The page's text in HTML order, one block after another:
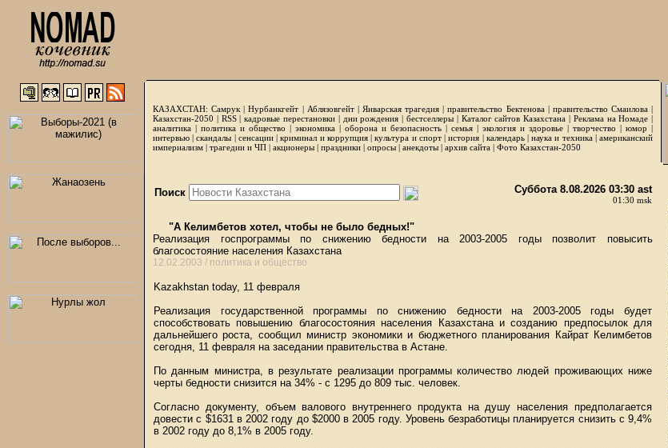
КАЗАХСТАН: Самрук |Нурбанкгейт | Аблязовгейт| Январская трагедия |правительство Бектенова| правительство Смаилова|
Казахстан-2050 | RSS|кадровые перестановки| дни рождения | бестселлеры| Каталог сайтов Казахстана | Реклама на Номаде |
аналитика | политика и общество | экономика | оборона и безопасность | семья | экология и здоровье | творчество | юмор |
интервью |скандалы | сенсации|криминал и коррупция|культура и спорт|история | календарь|наука и техника|американский
империализм | трагедии и ЧП | акционеры | праздники | опросы | анекдоты | архив сайта | Фото Казахстан-2050
Поиск Суббота 8.08.2026 03:30 ast
01:30 msk
"А Келимбетов хотел, чтобы не было бедных!"
Реализация госпрограммы по снижению бедности на 2003-2005 годы позволит повысить
благосостояние населения Казахстана
12.02.2003 / политика и общество
Kazakhstan today, 11 февраля
Реализация государственной программы по снижению бедности на 2003-2005 годы будет
способствовать повышению благосостояния населения Казахстана и созданию предпосылок для
дальнейшего роста, сообщил министр экономики и бюджетного планирования Кайрат Келимбетов
сегодня, 11 февраля на заседании правительства в Астане.
По данным министра, в результате реализации программы количество людей проживающих ниже
черты бедности снизится на 34% - с 1295 до 809 тыс. человек.
Согласно документу, объем валового внутреннего продукта на душу населения предполагается
довести с $1631 в 2002 году до $2000 в 2005 году. Уровень безработицы планируется снизить с 9,4%
в 2002 году до 8,1% в 2005 году.